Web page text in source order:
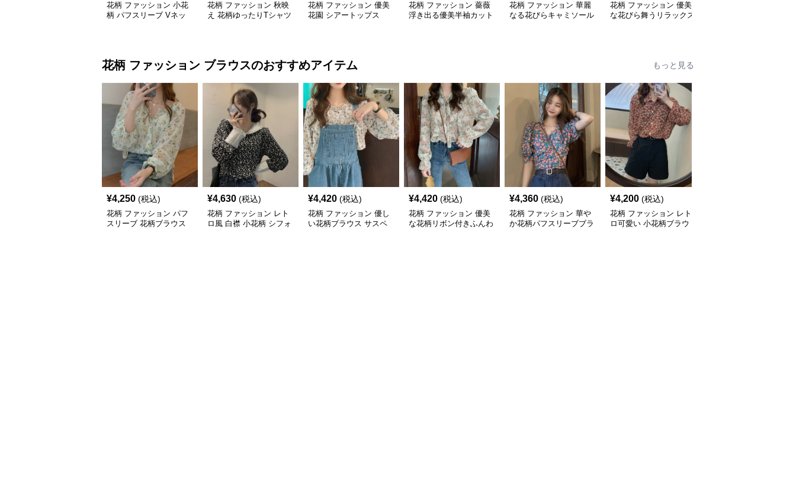
花柄 ファッション 小花
柄 パフスリーブ Vネッ
花柄 ファッション 秋映
え 花柄ゆったりTシャツ
花柄 ファッション 優美
花園 シアートップス
花柄 ファッション 薔薇
浮き出る優美半袖カット
花柄 ファッション 華麗
なる花びらキャミソール
花柄 ファッション 優美
な花びら舞うリラックス
花柄 ファッション ブラウスのおすすめアイテム もっと見る
¥4,250 (税込)
花柄 ファッション パフ
スリーブ 花柄ブラウス
¥4,630 (税込)
花柄 ファッション レト
ロ風 白襟 小花柄 シフォ
¥4,420 (税込)
花柄 ファッション 優し
い花柄ブラウス サスペ
¥4,420 (税込)
花柄 ファッション 優美
な花柄リボン付きふんわ
¥4,360 (税込)
花柄 ファッション 華や
か花柄パフスリーブブラ
¥4,200 (税込)
花柄 ファッション レト
ロ可愛い 小花柄ブラウ